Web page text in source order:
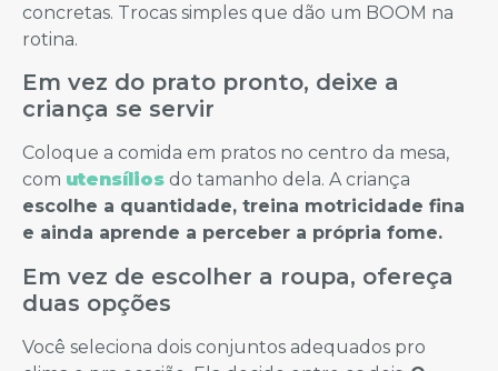
concretas. Trocas simples que dão um BOOM na
rotina.
Em vez do prato pronto, deixe a
criança se servir
Coloque a comida em pratos no centro da mesa,
com utensílios do tamanho dela. A criança
escolhe a quantidade, treina motricidade fina
e ainda aprende a perceber a própria fome.
Em vez de escolher a roupa, ofereça
duas opções
Você seleciona dois conjuntos adequados pro